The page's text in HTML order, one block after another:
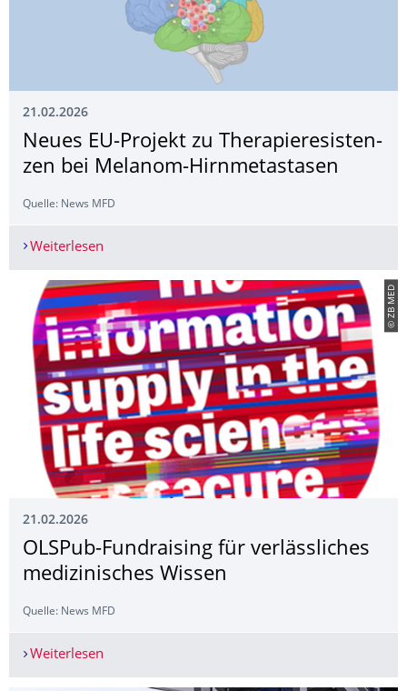
21.02.2026
Neues EU‑Projekt zu Therapieresisten­
zen bei Melanom‑Hirnmetastasen
Quelle: News MFD
Weiterlesen
© ZB MED
21.02.2026
OLSPub-Fundraising für verlässliches
medizinisches Wissen
Quelle: News MFD
Weiterlesen